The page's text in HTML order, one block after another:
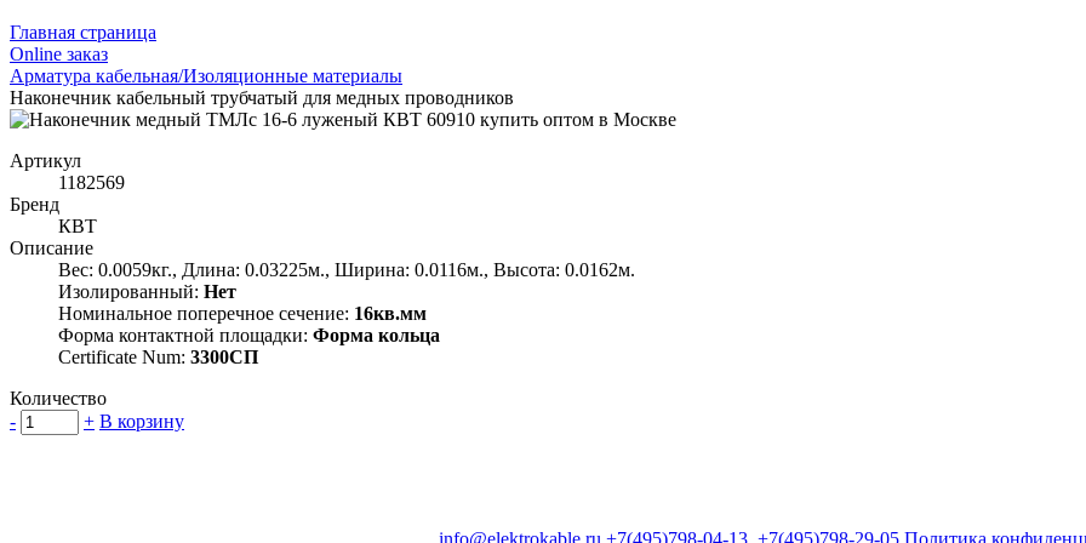
Главная страница
Оnline заказ
Арматура кабельная/Изоляционные материалы
Наконечник кабельный трубчатый для медных проводников
Артикул
1182569
Бренд
КВТ
Описание
Вес: 0.0059кг., Длина: 0.03225м., Ширина: 0.0116м., Высота: 0.0162м.
Изолированный: Нет
Номинальное поперечное сечение: 16кв.мм
Форма контактной площадки: Форма кольца
Certificate Num: 3300СП
Количество
-
+ В корзину